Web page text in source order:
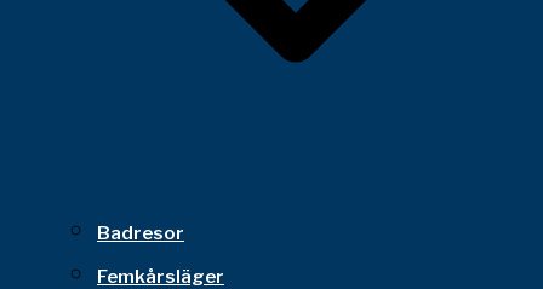
Badresor
Femkårsläger